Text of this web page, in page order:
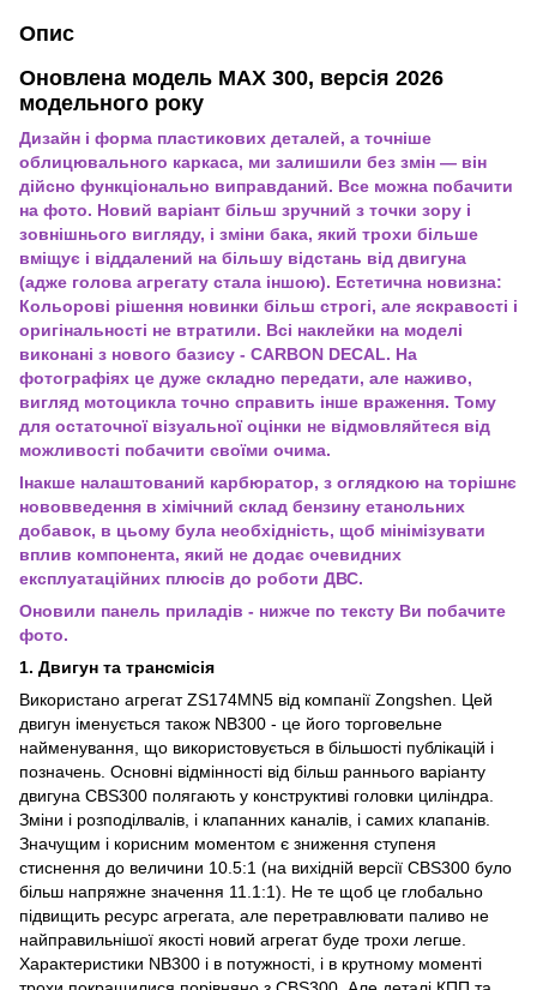
Опис
Оновлена модель MAX 300, версія 2026
модельного року
Дизайн і форма пластикових деталей, а точніше
облицювального каркаса, ми залишили без змін — він
дійсно функціонально виправданий. Все можна побачити
на фото. Новий варіант більш зручний з точки зору і
зовнішнього вигляду, і зміни бака, який трохи більше
вміщує і віддалений на більшу відстань від двигуна
(адже голова агрегату стала іншою). Естетична новизна:
Кольорові рішення новинки більш строгі, але яскравості і
оригінальності не втратили. Всі наклейки на моделі
виконані з нового базису - CARBON DECAL. На
фотографіях це дуже складно передати, але наживо,
вигляд мотоцикла точно справить інше враження. Тому
для остаточної візуальної оцінки не відмовляйтеся від
можливості побачити своїми очима.
Інакше налаштований карбюратор, з оглядкою на торішнє
нововведення в хімічний склад бензину етанольних
добавок, в цьому була необхідність, щоб мінімізувати
вплив компонента, який не додає очевидних
експлуатаційних плюсів до роботи ДВС.
Оновили панель приладів - нижче по тексту Ви побачите
фото.
1. Двигун та трансмісія
Використано агрегат ZS174MN5 від компанії Zongshen. Цей
двигун іменується також NB300 - це його торговельне
найменування, що використовується в більшості публікацій і
позначень. Основні відмінності від більш раннього варіанту
двигуна СBS300 полягають у конструктиві головки циліндра.
Зміни і розподілвалів, і клапанних каналів, і самих клапанів.
Значущим і корисним моментом є зниження ступеня
стиснення до величини 10.5:1 (на вихідній версії СBS300 було
більш напряжне значення 11.1:1). Не те щоб це глобально
підвищить ресурс агрегата, але перетравлювати паливо не
найправильнішої якості новий агрегат буде трохи легше.
Характеристики NB300 і в потужності, і в крутному моменті